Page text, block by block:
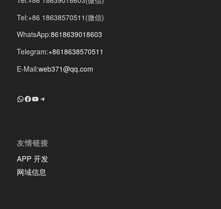
Tel:+86 18638570511(微信)
WhatsApp:8618639018603
Telegram:+8618638570511
E-Mail:web371@qq.com
+8618639018603
Facebook
YouTube
Telegram
友情链接
APP 开发
网域信息